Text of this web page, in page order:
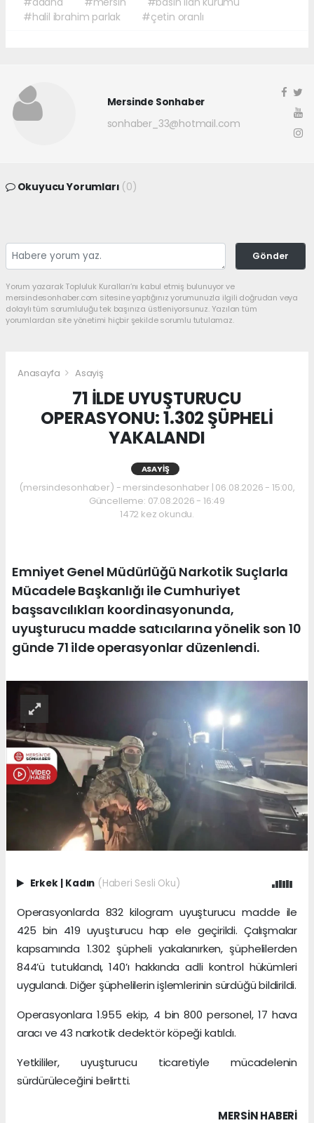
#halil ibrahim parlak
#çetin oranlı
Mersinde Sonhaber
sonhaber_33@hotmail.com
Okuyucu Yorumları (0)
Gönder
Yorum yazarak Topluluk Kuralları’nı kabul etmiş bulunuyor ve
mersindesonhaber.com sitesine yaptığınız yorumunuzla ilgili doğrudan veya
dolaylı tüm sorumluluğu tek başınıza üstleniyorsunuz. Yazılan tüm
yorumlardan site yönetimi hiçbir şekilde sorumlu tutulamaz.
Anasayfa Asayiş
71 İLDE UYUŞTURUCU
OPERASYONU: 1.302 ŞÜPHELİ
YAKALANDI
ASAYIŞ
(mersindesonhaber) - mersindesonhaber | 06.08.2026 - 15:00,
Güncelleme: 07.08.2026 - 16:49
1472 kez okundu.
Emniyet Genel Müdürlüğü Narkotik Suçlarla
Mücadele Başkanlığı ile Cumhuriyet
başsavcılıkları koordinasyonunda,
uyuşturucu madde satıcılarına yönelik son 10
günde 71 ilde operasyonlar düzenlendi.
Erkek Kadın (Haberi Sesli Oku)
Operasyonlarda 832 kilogram uyuşturucu madde ile
425 bin 419 uyuşturucu hap ele geçirildi. Çalışmalar
kapsamında 1.302 şüpheli yakalanırken, şüphelilerden
844’ü tutuklandı, 140’ı hakkında adli kontrol hükümleri
uygulandı. Diğer şüphelilerin işlemlerinin sürdüğü bildirildi.
Operasyonlara 1.955 ekip, 4 bin 800 personel, 17 hava
aracı ve 43 narkotik dedektör köpeği katıldı.
Yetkililer, uyuşturucu ticaretiyle mücadelenin
sürdürüleceğini belirtti.
MERSIN HABERİ